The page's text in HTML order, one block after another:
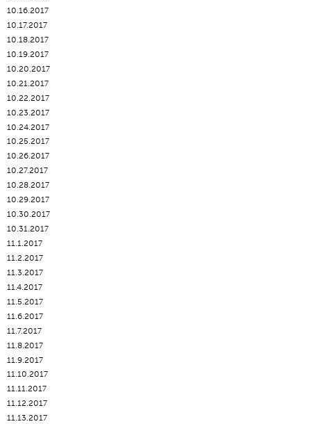
10.16.2017
10.17.2017
10.18.2017
10.19.2017
10.20.2017
10.21.2017
10.22.2017
10.23.2017
10.24.2017
10.25.2017
10.26.2017
10.27.2017
10.28.2017
10.29.2017
10.30.2017
10.31.2017
11.1.2017
11.2.2017
11.3.2017
11.4.2017
11.5.2017
11.6.2017
11.7.2017
11.8.2017
11.9.2017
11.10.2017
11.11.2017
11.12.2017
11.13.2017